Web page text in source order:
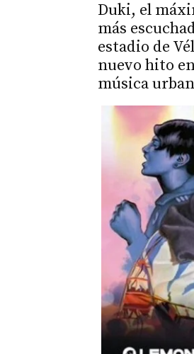
Duki, el
más
estadio de
nuevo hito
música